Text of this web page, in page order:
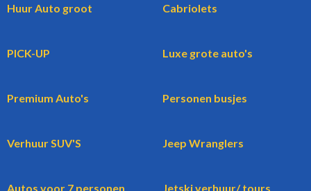
Huur Auto groot Cabriolets
PICK-UP Luxe grote auto's
Premium Auto's Personen busjes
Verhuur SUV'S Jeep Wranglers
Autos voor 7 personen Jetski verhuur/ tours